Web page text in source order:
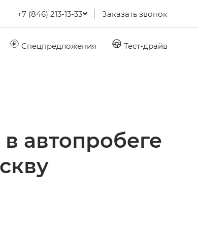
+7 (846) 213-13-33 Заказать звонок
Спецпредложения Тест-драйв
автопробеге